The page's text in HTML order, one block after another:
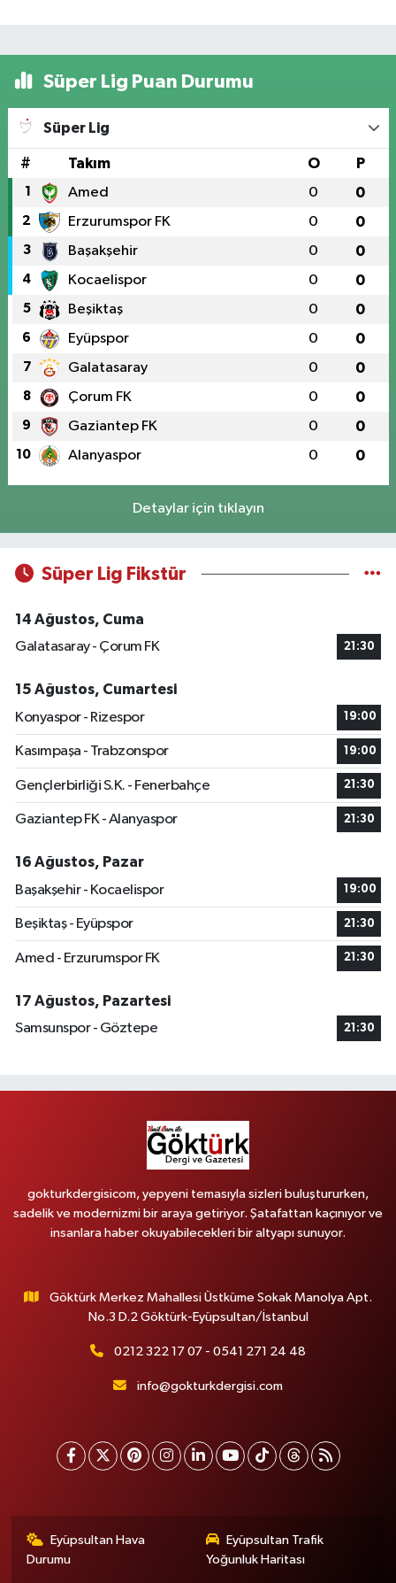
Süper Lig Puan Durumu
Süper Lig
# Takım O P
1 Amed 0 0
2 Erzurumspor FK 0 0
3 Başakşehir 0 0
4 Kocaelispor 0 0
5 Beşiktaş 0 0
6 Eyüpspor 0 0
7 Galatasaray 0 0
8 Çorum FK 0 0
9 Gaziantep FK 0 0
10 Alanyaspor 0 0
Detaylar için tıklayın
Süper Lig Fikstür
14 Ağustos, Cuma
Galatasaray - Çorum FK
21:30
15 Ağustos, Cumartesi
Konyaspor - Rizespor
19:00
Kasımpaşa - Trabzonspor 19:00
Gençlerbirliği S.K. - Fenerbahçe 21:30
Gaziantep FK - Alanyaspor 21:30
16 Ağustos, Pazar
Başakşehir - Kocaelispor
19:00
Beşiktaş - Eyüpspor 21:30
Amed - Erzurumspor FK 21:30
17 Ağustos, Pazartesi
Samsunspor - Göztepe
21:30
gokturkdergisicom, yepyeni temasıyla sizleri buluştururken,
sadelik ve modernizmi bir araya getiriyor. Şatafattan kaçınıyor ve
insanlara haber okuyabilecekleri bir altyapı sunuyor.
Göktürk Merkez Mahallesi Üstküme Sokak Manolya Apt.
No.3 D.2 Göktürk-Eyüpsultan/İstanbul
0212 322 17 07 - 0541 271 24 48
info@gokturkdergisi.com
Eyüpsultan Hava
Durumu
Eyüpsultan Trafik
Yoğunluk Haritası